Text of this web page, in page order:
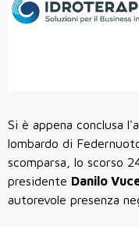
Si è appena conclusa
lombardo di
scomparsa, lo scorso
presidente Danilo
autorevole presenza